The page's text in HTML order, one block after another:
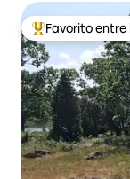
De los mejores
Favorito entre